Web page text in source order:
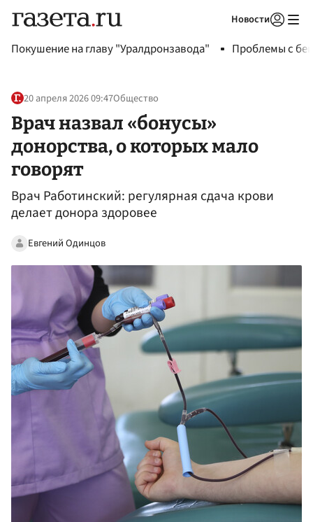
Новости
Покушение на главу "Уралдронзавода" Проблемы с
20 апреля 2026 09:47Общество
Врач назвал «бонусы»
донорства, о которых мало
говорят
Врач Работинский: регулярная сдача крови
делает донора здоровее
Евгений Одинцов